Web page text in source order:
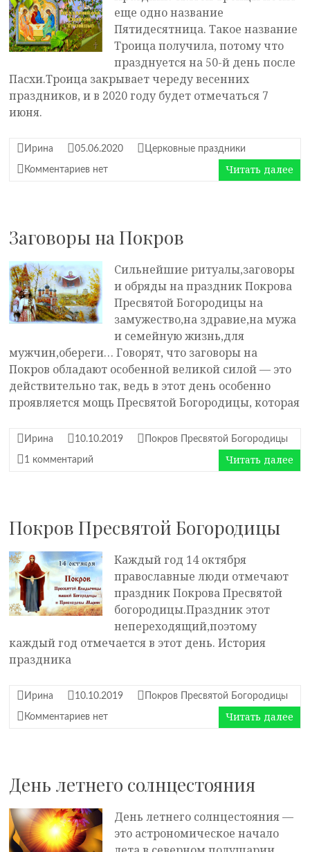
еще одно название
Пятидесятница. Такое название
Троица получила, потому что
празднуется на 50-й день после
Пасхи.Троица закрывает череду весенних
праздников, и в 2020 году будет отмечаться 7
июня.
Ирина 05.06.2020 Церковные праздники
Комментариев нет Читать далее
Заговоры на Покров
Сильнейшие ритуалы,заговоры
и обряды на праздник Покрова
Пресвятой Богородицы на
замужество,на здравие,на мужа
и семейную жизнь,для
мужчин,обереги… Говорят, что заговоры на
Покров обладают особенной великой силой — это
действительно так, ведь в этот день особенно
проявляется мощь Пресвятой Богородицы, которая
Ирина 10.10.2019 Покров Пресвятой Богородицы
1 комментарий Читать далее
Покров Пресвятой Богородицы
Каждый год 14 октября
православные люди отмечают
праздник Покрова Пресвятой
богородицы.Праздник этот
непереходящий,поэтому
каждый год отмечается в этот день. История
праздника
Ирина 10.10.2019 Покров Пресвятой Богородицы
Комментариев нет Читать далее
День летнего солнцестояния
День летнего солнцестояния —
это астрономическое начало